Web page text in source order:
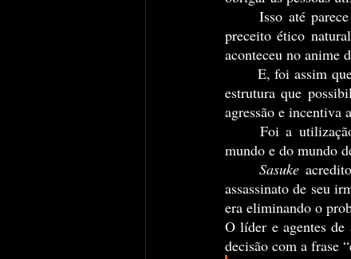
preceito ético
aconteceu no anime
estrutura que
agressão e incentiva
mundo e do mundo
Sasuke
assassinato de seu
era eliminando o
O líder e agentes
decisão com a frase